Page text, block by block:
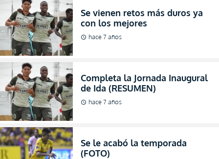
Se vienen retos más duros ya
con los mejores
schedule hace 7 años
Completa la Jornada Inaugural
de Ida (RESUMEN)
schedule hace 7 años
Se le acabó la temporada
(FOTO)